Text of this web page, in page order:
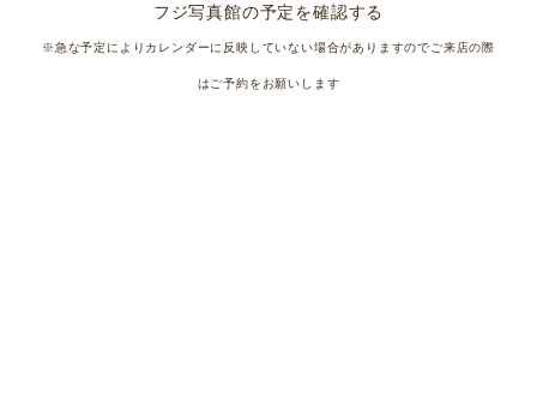
フジ写真館の予定を確認する
※急な予定によりカレンダーに反映していない場合がありますのでご来店の際
はご予約をお願いします